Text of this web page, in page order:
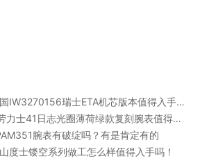
瑞士ETA机芯版本值得入手吗！
41日志光圈薄荷绿款复刻腕表值得入手吗？
腕表有破绽吗？有是肯定有的
度士镂空系列做工怎么样值得入手吗！